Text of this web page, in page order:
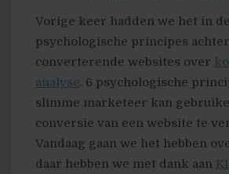
Vorige keer hadden we het in
psychologische principes
converterende websites over
analyse. 6 psychologische
slimme marketeer kan
conversie van een website te
Vandaag gaan we het hebben
daar hebben we met dank aan